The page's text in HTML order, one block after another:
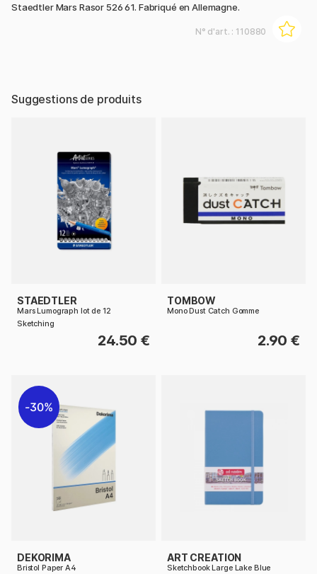
Staedtler Mars Rasor 526 61. Fabriqué en Allemagne.
N° d'art. : 110880
Suggestions de produits
STAEDTLER
Mars Lumograph lot de 12
Sketching
24.50 €
TOMBOW
Mono Dust Catch Gomme
2.90 €
30%
DEKORIMA
Bristol Paper A4
ART CREATION
Sketchbook Large Lake Blue